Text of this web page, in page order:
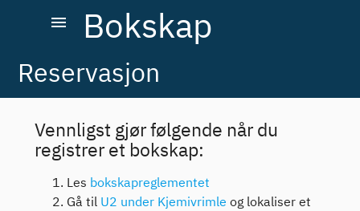
menu Bokskap
Reservasjon
Vennligst gjør følgende når du
registrer et bokskap:
Les bokskapreglementet
Gå til U2 under Kjemivrimle og lokaliser et